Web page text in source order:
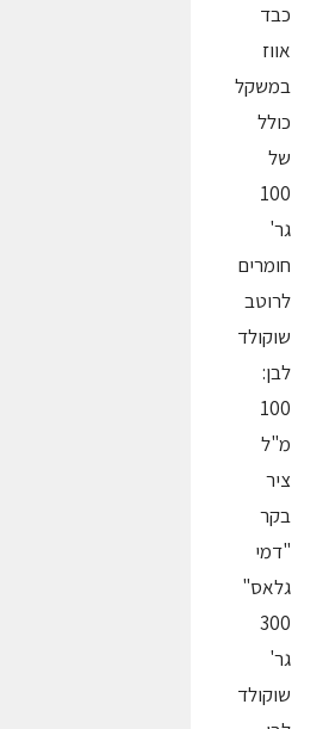
כבד
אווז
במשקל
כולל
של
100
גר'
חומרים
לרוטב
שוקולד
לבן:
100
מ"ל
ציר
בקר
"דמי
גלאס"
300
גר'
שוקולד